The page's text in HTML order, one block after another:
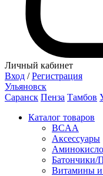
Личный кабинет
Вход / Регистрация
Ульяновск
Саранск Пенза Тамбов
Каталог товаров
BCAA
Аксессуары
Батончики/
Витамины